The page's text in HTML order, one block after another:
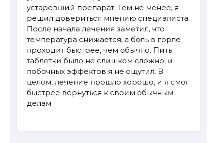
устаревший препарат. Тем не менее, я
решил довериться мнению специалиста.
После начала лечения заметил, что
температура снижается, а боль в горле
проходит быстрее, чем обычно. Пить
таблетки было не слишком сложно, и
побочных эффектов я не ощутил. В
целом, лечение прошло хорошо, и я смог
быстрее вернуться к своим обычным
делам.